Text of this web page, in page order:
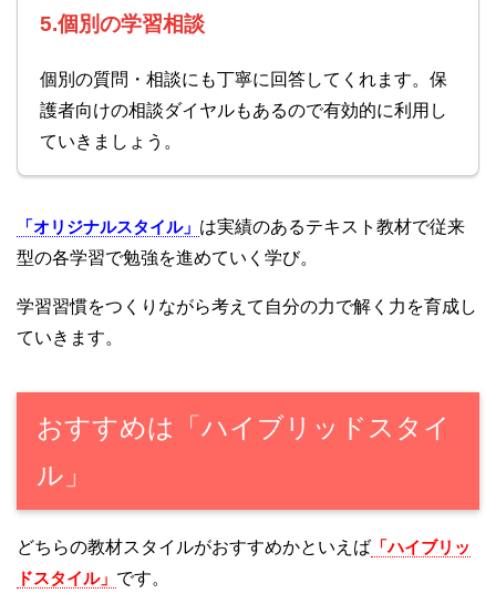
5.個別の学習相談
個別の質問・相談にも丁寧に回答してくれます。保
護者向けの相談ダイヤルもあるので有効的に利用し
ていきましょう。
「オリジナルスタイル」 は実績のあるテキスト教材で従来
型の各学習で勉強を進めていく学び。
学習習慣をつくりながら考えて自分の力で解く力を育成し
ていきます。
おすすめは「ハイブリッドスタイ
ル」
どちらの教材スタイルがおすすめかといえば 「ハイブリッ
ドスタイル」 です。